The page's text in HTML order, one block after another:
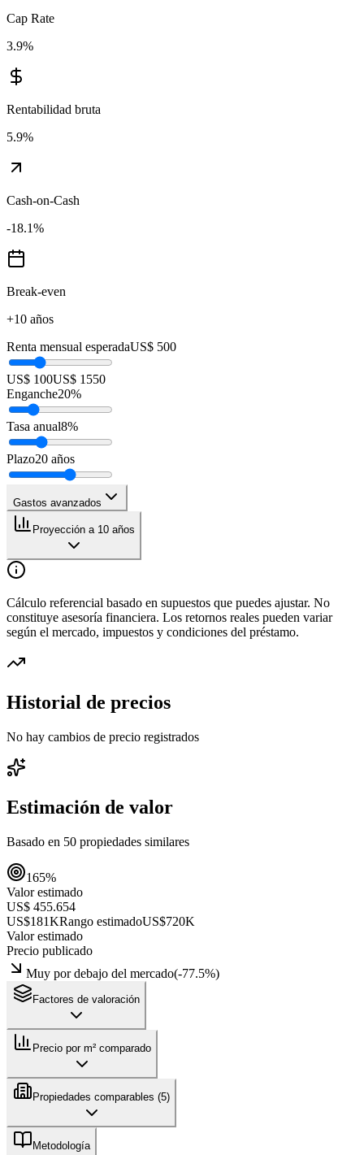
Cap Rate
3.9%
Rentabilidad bruta
5.9%
Cash-on-Cash
-18.1%
Break-even
+10 años
Renta mensual esperadaUS$ 500
US$ 100US$ 1550
Enganche20%
Tasa anual8%
Plazo20 años
Gastos avanzados
Proyección a 10 años
Cálculo referencial basado en supuestos que puedes ajustar. No
constituye asesoría financiera. Los retornos reales pueden variar
según el mercado, impuestos y condiciones del préstamo.
Historial de precios
No hay cambios de precio registrados
Estimación de valor
Basado en 50 propiedades similares
165%
Valor estimado
US$ 455.654
US$181KRango estimadoUS$720K
Valor estimado
Precio publicado
Muy por debajo del mercado(-77.5%)
Factores de valoración
Precio por m² comparado
Propiedades comparables (5)
Metodología